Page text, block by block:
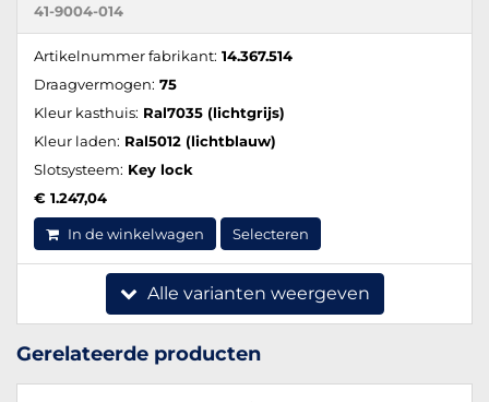
41-9004-014
Artikelnummer fabrikant: 14.367.514
Draagvermogen: 75
Kleur kasthuis: Ral7035 (lichtgrijs)
Kleur laden: Ral5012 (lichtblauw)
Slotsysteem: Key lock
€ 1.247,04
In de winkelwagen Selecteren
Alle varianten weergeven
Gerelateerde producten